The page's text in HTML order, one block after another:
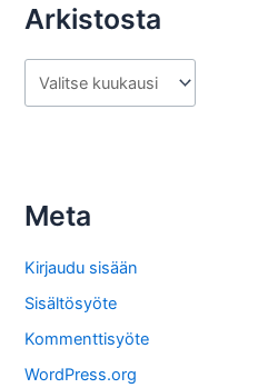
Arkistosta
r
s
o
s
t
a
Meta
Kirjaudu sisään
Sisältösyöte
Kommenttisyöte
WordPress.org